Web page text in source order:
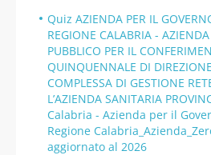
Quiz AZIENDA PER IL
REGIONE CALABRIA -
PUBBLICO PER IL
QUINQUENNALE DI
COMPLESSA DI GESTIONE
L’AZIENDA SANITARIA
Calabria - Azienda per il
Regione
aggiornato al 2026